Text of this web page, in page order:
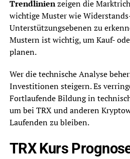
Trendlinienzeigen die
wichtige Muster wie
Unterstützungsebenen zu
Mustern ist wichtig, um Kauf-
planen.
Wer die technische Analyse
Investitionen steigern. Es
Fortlaufende Bildung in
um bei TRX und anderen
Laufenden zu bleiben.
TRX Kurs